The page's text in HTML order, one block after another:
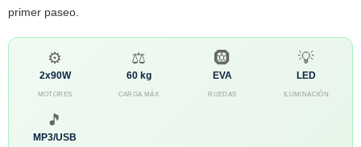
primer paseo.
⚙️
2x90W
MOTORES
⚖️
60 kg
CARGA MÁX
🛞
EVA
RUEDAS
💡
LED
ILUMINACIÓN
🎵
MP3/USB